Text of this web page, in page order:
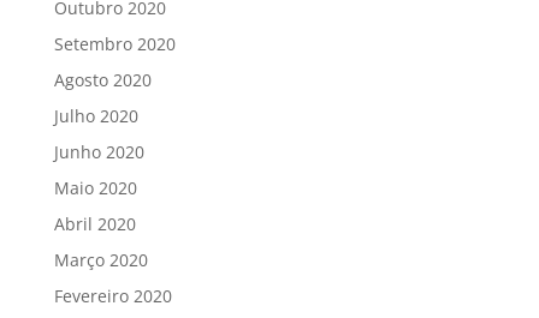
Outubro 2020
Setembro 2020
Agosto 2020
Julho 2020
Junho 2020
Maio 2020
Abril 2020
Março 2020
Fevereiro 2020